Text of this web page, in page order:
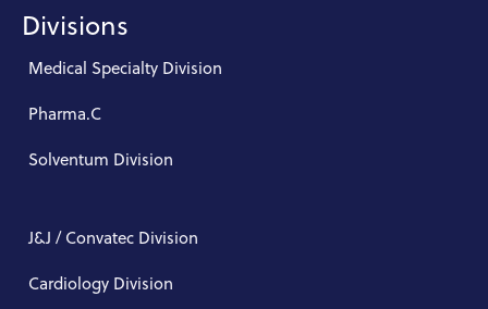
Divisions
Medical Specialty Division
Pharma.C
Solventum Division
J&J / Convatec Division
Cardiology Division